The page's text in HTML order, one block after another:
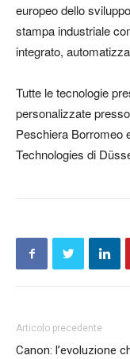
europeo dello
stampa industriale
integrato,
Tutte le tecnologie
personalizzate
Peschiera Borromeo
Technologies di
Articolo precedente
Canon: l’evoluzione